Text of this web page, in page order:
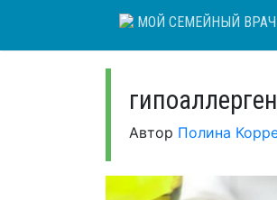
content
МОЙ СЕМЕЙНЫЙ ВРАЧ
Автор Полина